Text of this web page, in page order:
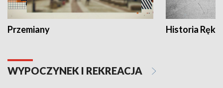
Przemiany Historia Ręką
WYPOCZYNEK I REKREACJA